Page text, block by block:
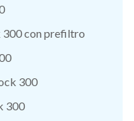
con prefiltro
300
300